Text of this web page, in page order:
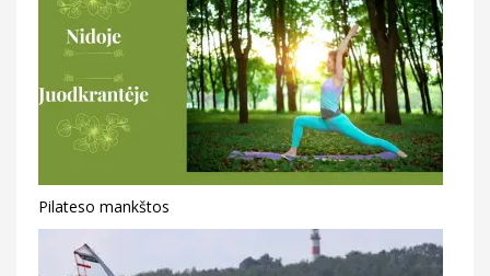
Pilateso mankštos